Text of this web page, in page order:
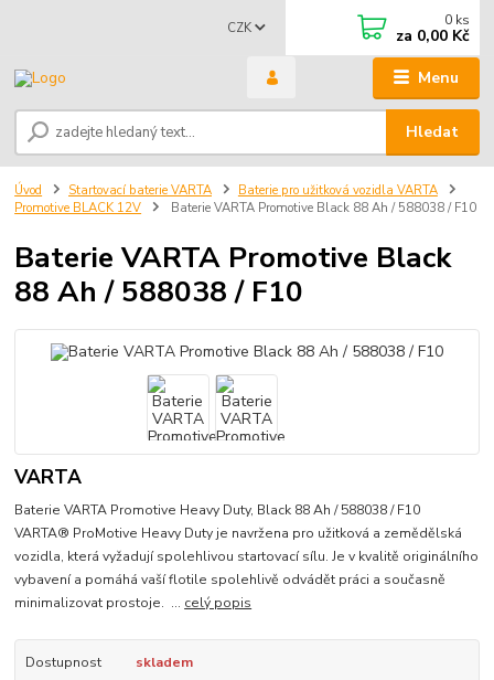
Menu
CZK
Hledat
0 ks
za 0,00 Kč
Úvod Startovací baterie VARTA
Baterie pro užitková vozidla VARTA
Promotive BLACK 12V
Baterie VARTA Promotive Black 88 Ah / 588038 / F10
Baterie VARTA Promotive Black
88 Ah / 588038 / F10
VARTA
Baterie VARTA Promotive Heavy Duty, Black 88 Ah / 588038 / F10
VARTA® ProMotive Heavy Duty je navržena pro užitková a zemědělská
vozidla, která vyžadují spolehlivou startovací sílu. Je v kvalitě originálního
vybavení a pomáhá vaší flotile spolehlivě odvádět práci a současně
minimalizovat prostoje. ... celý popis
Dostupnost skladem